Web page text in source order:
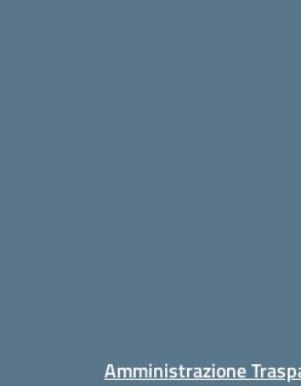
Amministrazione